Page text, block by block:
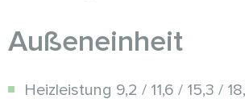
Außeneinheit
Heizleistung 9,2 / 11,6 / 15,3 /